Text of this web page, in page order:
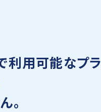
利用可能なプラ
。